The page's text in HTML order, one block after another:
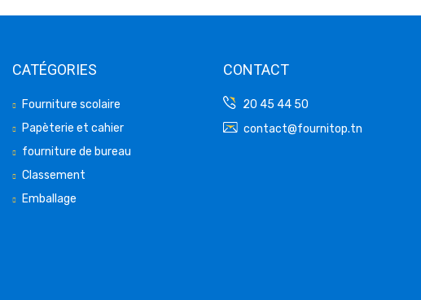
CATÉGORIES
Fourniture scolaire
Papèterie et cahier
fourniture de bureau
Classement
Emballage
CONTACT
20 45 44 50
contact@fournitop.tn